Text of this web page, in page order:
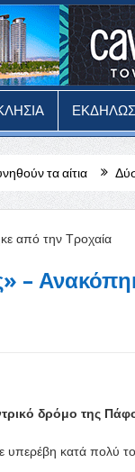
Δύσκολη αποστολή
–
δρόμο της
υπερέβη κατά πολύ